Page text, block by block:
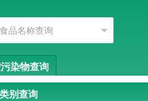
搜索 高级搜索
染物查询
GB 2762-2017
别查询